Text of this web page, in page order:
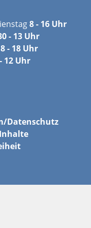
8 - 16 Uhr
- 13 Uhr
8 - 18 Uhr
12 Uhr
Datenschutz